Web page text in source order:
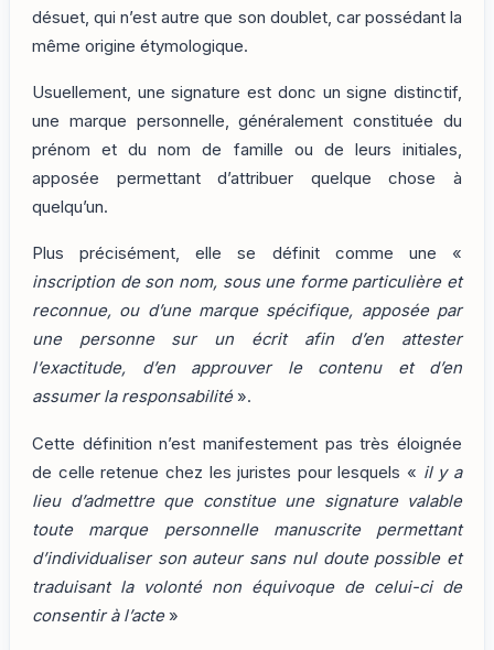
désuet, qui n’est autre que son doublet, car possédant la
même origine étymologique.
Usuellement, une signature est donc un signe distinctif,
une marque personnelle, généralement constituée du
prénom et du nom de famille ou de leurs initiales,
apposée permettant d’attribuer quelque chose à
quelqu’un.
Plus précisément, elle se définit comme une «
inscription de son nom, sous une forme particulière et
reconnue, ou d’une marque spécifique, apposée par
une personne sur un écrit afin d’en attester
l’exactitude, d’en approuver le contenu et d’en
assumer la responsabilité».
Cette définition n’est manifestement pas très éloignée
de celle retenue chez les juristes pour lesquels « il y a
lieu d’admettre que constitue une signature valable
toute marque personnelle manuscrite permettant
d’individualiser son auteur sans nul doute possible et
traduisant la volonté non équivoque de celui-ci de
consentir à l’acte»